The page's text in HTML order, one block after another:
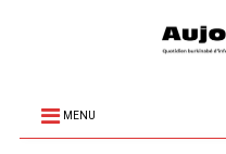
MENU